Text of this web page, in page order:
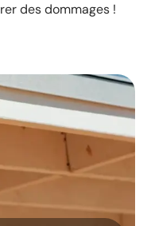
des dommages !